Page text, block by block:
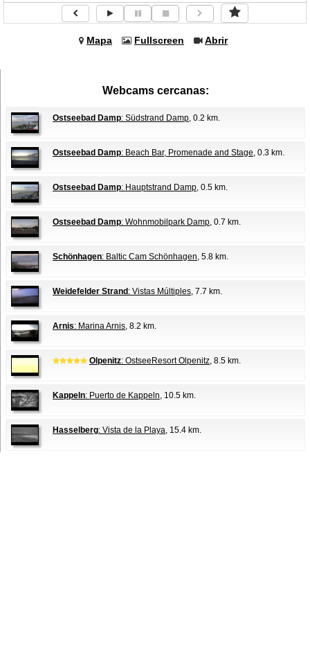
Mapa Fullscreen Abrir
Webcams cercanas:
Ostseebad Damp: Südstrand Damp, 0.2 km.
Ostseebad Damp: Beach Bar, Promenade and Stage, 0.3 km.
Ostseebad Damp: Hauptstrand Damp, 0.5 km.
Ostseebad Damp: Wohnmobilpark Damp, 0.7 km.
Schönhagen: Baltic Cam Schönhagen, 5.8 km.
Weidefelder Strand : Vistas Múltiples, 7.7 km.
Arnis: Marina Arnis, 8.2 km.
Olpenitz: OstseeResort Olpenitz, 8.5 km.
Kappeln: Puerto de Kappeln, 10.5 km.
Hasselberg: Vista de la Playa, 15.4 km.